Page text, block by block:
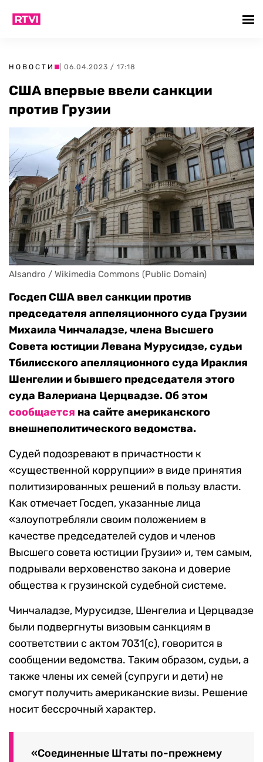
НОВОСТИ | 06.04.2023 / 17:18
США впервые ввели санкции
против Грузии
Alsandro / Wikimedia Commons (Public Domain)
Госдеп США ввел санкции против
председателя аппеляционного суда Грузии
Михаила Чинчаладзе, члена Высшего
Совета юстиции Левана Мурусидзе, судьи
Тбилисского апелляционного суда Ираклия
Шенгелии и бывшего председателя этого
суда Валериана Церцвадзе. Об этом
сообщается на сайте американского
внешнеполитического ведомства.
Судей подозревают в причастности к
«существенной коррупции» в виде принятия
политизированных решений в пользу власти.
Как отмечает Госдеп, указанныелица
«злоупотребляли своим положением в
качестве председателей судов и членов
Высшего совета юстиции Грузии» и, тем самым,
подрывали верховенство закона и доверие
общества к грузинской судебной системе.
Чинчаладзе, Мурусидзе, Шенгелиа и Церцвадзе
были подвергнуты визовым санкциям в
соответствии с актом 7031(с), говорится в
сообщении ведомства. Таким образом, судьи, а
также члены их семей (супруги и дети) не
смогут получить американские визы. Решение
носит бессрочный характер.
«Соединенные Штаты по-прежнему